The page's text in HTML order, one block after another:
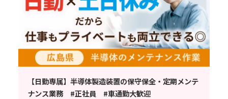
【日勤専属】半導体製造装置の保守保全・定期メンテ
ナンス業務 #正社員 #車通勤大歓迎